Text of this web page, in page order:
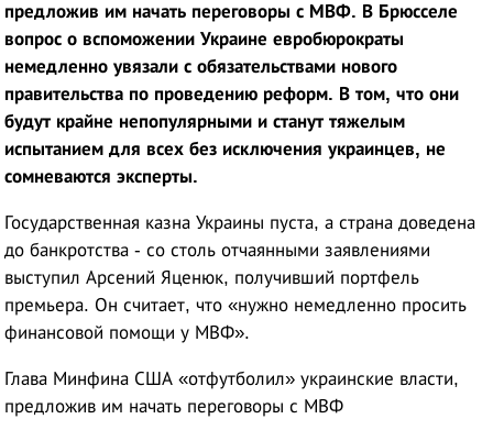
предложив им начать переговоры с МВФ. В Брюсселе
вопрос о вспоможении Украине евробюрократы
немедленно увязали с обязательствами нового
правительства по проведению реформ. В том, что они
будут крайне непопулярными и станут тяжелым
испытанием для всех без исключения украинцев, не
сомневаются эксперты.
Государственная казна Украины пуста, а страна доведена
до банкротства - со столь отчаянными заявлениями
выступил Арсений Яценюк, получивший портфель
премьера. Он считает, что «нужно немедленно просить
финансовой помощи у МВФ».
Глава Минфина США «отфутболил» украинские власти,
предложив им начать переговоры с МВФ